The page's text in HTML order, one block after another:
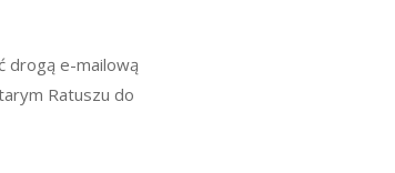
drogą e-mailową
Ratuszu do